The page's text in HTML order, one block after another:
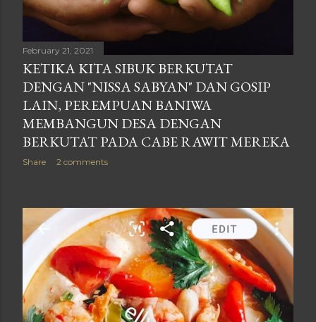
February 21, 2021
KETIKA KITA SIBUK BERKUTAT
DENGAN "NISSA SABYAN" DAN GOSIP
LAIN, PEREMPUAN BANIWA
MEMBANGUN DESA DENGAN
BERKUTAT PADA CABE RAWIT MEREKA
Share 2 comments